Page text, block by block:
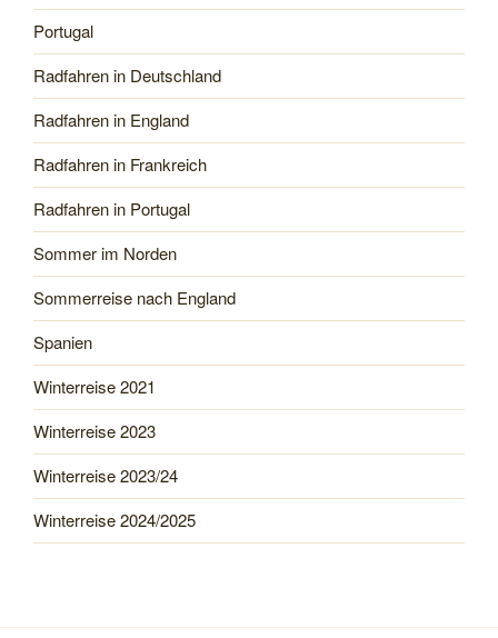
Portugal
Radfahren in Deutschland
Radfahren in England
Radfahren in Frankreich
Radfahren in Portugal
Sommer im Norden
Sommerreise nach England
Spanien
Winterreise 2021
Winterreise 2023
Winterreise 2023/24
Winterreise 2024/2025